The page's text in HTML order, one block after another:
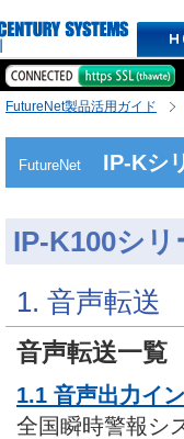
FutureNet製品活用ガイド
FutureNet IP-Kシ
IP-K100シ
1. 音声転送
音声転送一覧
1.1 音声出力イ
全国瞬時警報シ